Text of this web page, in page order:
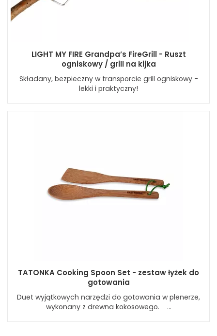
LIGHT MY FIRE Grandpa’s FireGrill - Ruszt
ogniskowy / grill na kijka
Składany, bezpieczny w transporcie grill ogniskowy -
lekki i praktyczny!
TATONKA Cooking Spoon Set - zestaw łyżek do
gotowania
Duet wyjątkowych narzędzi do gotowania w plenerze,
wykonany z drewna kokosowego. ...